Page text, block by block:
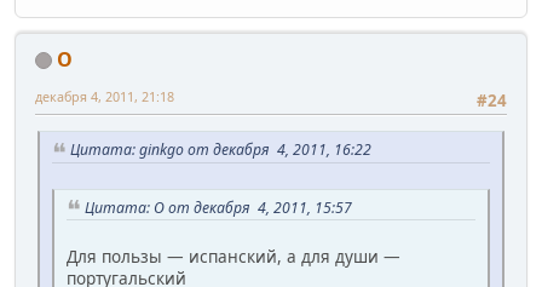
O
#24
декабря 4, 2011, 21:18
Цитата: ginkgo от декабря 4, 2011, 16:22
Цитата: O от декабря 4, 2011, 15:57
Для пользы — испанский, а для души —
португальский